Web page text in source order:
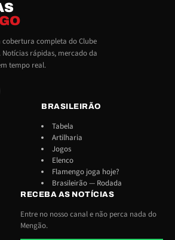
completa do Clube
Notícias rápidas, mercado da
tempo real.
BRASILEIRÃO
Tabela
Artilharia
Jogos
Elenco
Flamengo joga hoje?
Brasileirão — Rodada
RECEBA AS NOTÍCIAS
Entre no nosso canal e não perca nada do
Mengão.